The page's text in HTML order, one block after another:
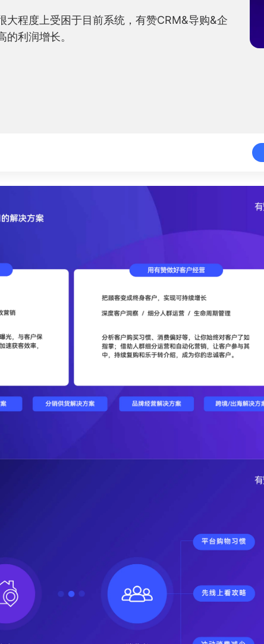
大程度上受困于目前系统，有赞CRM&导购&企
利润增长。